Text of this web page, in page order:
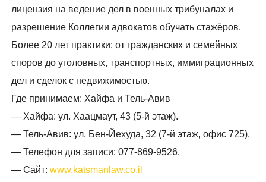
лицензия на ведение дел в военных трибуналах и
разрешение Коллегии адвокатов обучать стажёров.
Более 20 лет практики: от гражданских и семейных
споров до уголовных, транспортных, иммиграционных
дел и сделок с недвижимостью.
Где принимаем: Хайфа и Тель-Авив
— Хайфа: ул. Хаацмаут, 43 (5-й этаж).
— Тель-Авив: ул. Бен-Йехуда, 32 (7-й этаж, офис 725).
— Телефон для записи: 077-869-9526.
— Сайт:www.katsmanlaw.co.il